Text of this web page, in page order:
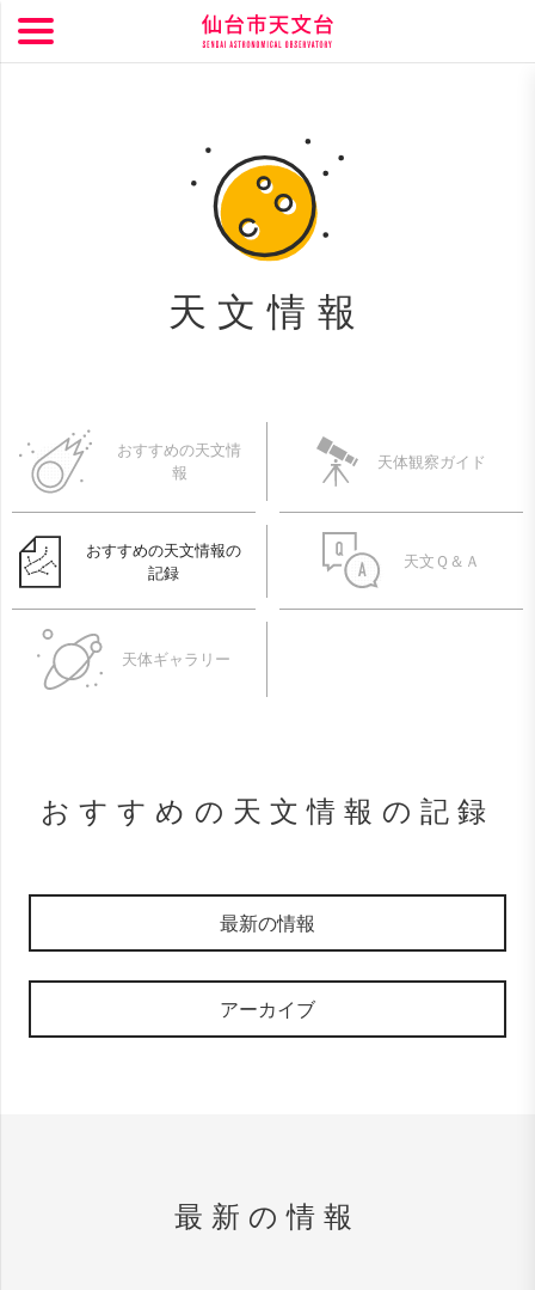
天文情報
おすすめの天文情
報
天体観察ガイド
おすすめの天文情報の
記録
天文Ｑ＆Ａ
天体ギャラリー
おすすめの天文情報の記録
最新の情報
アーカイブ
最新の情報